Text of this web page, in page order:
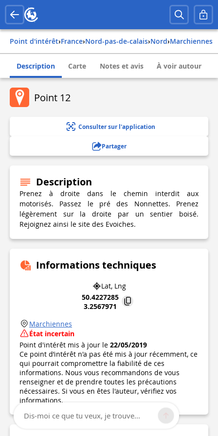
Point d'intérêt› france› nord-pas-de-calais› nord› marchiennes
Description Carte Notes et avis À voir autour
Point 12
Consulter sur l'application
Partager
Description
Prenez à droite dans le chemin interdit aux
motorisés. Passez le pré des Nonnettes. Prenez
légèrement sur la droite par un sentier boisé.
Rejoignez ainsi le site des Evoiches.
Informations techniques
Lat, Lng
50.4227285
3.2567971
Marchiennes
État incertain
Point d'intérêt mis à jour le 22/05/2019
Ce point d’intérêt n'a pas été mis à jour récemment, ce
qui pourrait compromettre la fiabilité de ces
informations. Nous vous recommandons de vous
renseigner et de prendre toutes les précautions
nécessaires. Si vous en êtes l'auteur, vérifiez vos
informations.
Dis-moi ce que tu veux, je trouve...